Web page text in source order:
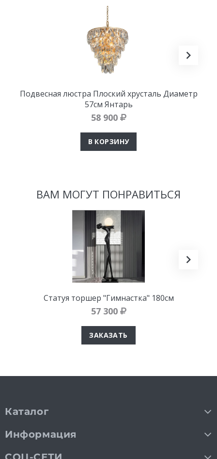
Подвесная люстра Плоский хрусталь Диаметр
57см Янтарь
58 900
В КОРЗИНУ
ВАМ МОГУТ ПОНРАВИТЬСЯ
Статуя торшер "Гимнастка" 180см
57 300
ЗАКАЗАТЬ
Каталог
Информация